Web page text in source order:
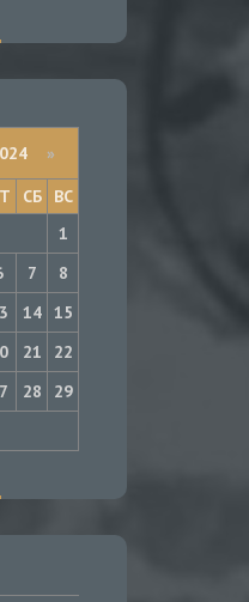
»
СБ
ВС
1
7
8
14 15
21
22
28
29